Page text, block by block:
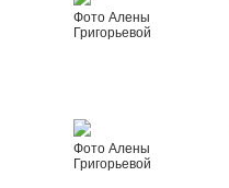
Фото Алены
Григорьевой
Фото Алены
Григорьевой